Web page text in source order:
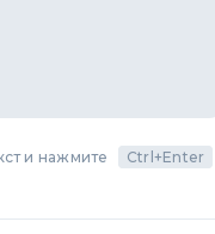
и нажмите Ctrl+Enter